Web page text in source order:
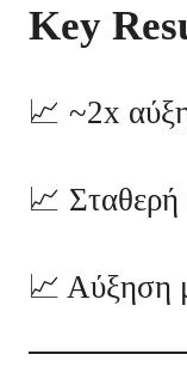
Key
📈 ~2x
📈
📈 Αύξηση